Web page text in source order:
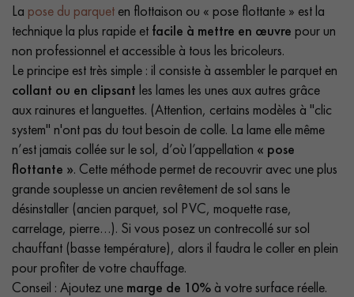
La pose du parquet en flottaison ou « pose flottante » est la
technique la plus rapide et facile à mettre en œuvre pour un
non professionnel et accessible à tous les bricoleurs.
Le principe est très simple : il consiste à assembler le parquet en
collant ou en clipsant les lames les unes aux autres grâce
aux rainures et languettes. (Attention, certains modèles à "clic
system" n'ont pas du tout besoin de colle. La lame elle même
n’est jamais collée sur le sol, d’où l’appellation « pose
flottante ». Cette méthode permet de recouvrir avec une plus
grande souplesse un ancien revêtement de sol sans le
désinstaller (ancien parquet, sol PVC, moquette rase,
carrelage, pierre…). Si vous posez un contrecollé sur sol
chauffant (basse température), alors il faudra le coller en plein
pour profiter de votre chauffage.
Conseil : Ajoutez une marge de 10% à votre surface réelle.